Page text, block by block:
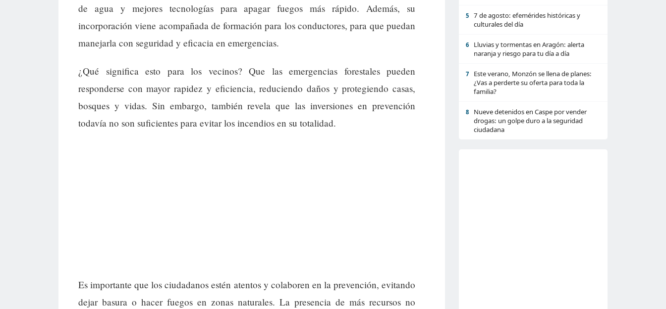
de agua y mejores tecnologías para apagar fuegos más rápido. Además, su
incorporación viene acompañada de formación para los conductores, para que puedan
manejarla con seguridad y eficacia en emergencias.
¿Qué significa esto para los vecinos? Que las emergencias forestales pueden
responderse con mayor rapidez y eficiencia, reduciendo daños y protegiendo casas,
bosques y vidas. Sin embargo, también revela que las inversiones en prevención
todavía no son suficientes para evitar los incendios en su totalidad.
Es importante que los ciudadanos estén atentos y colaboren en la prevención, evitando
dejar basura o hacer fuegos en zonas naturales. La presencia de más recursos no
5
7 de agosto: efemérides históricas y
culturales del día
6
Lluvias y tormentas en Aragón: alerta
naranja y riesgo para tu día a día
7
Este verano, Monzón se llena de planes:
¿Vas a perderte su oferta para toda la
familia?
8
Nueve detenidos en Caspe por vender
drogas: un golpe duro a la seguridad
ciudadana